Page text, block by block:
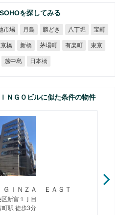
を探してみる
市場 月島 勝どき 八丁堀 宝町
京橋 新橋 茅場町 有楽町 東京
越中島 日本橋
ＮＧＯビルに似た条件の物件
ＧＩＮＺＡ ＥＡＳＴ
新富１丁目
町駅 徒歩3分